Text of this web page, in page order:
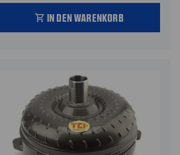
shopping_cart IN DEN WARENKORB